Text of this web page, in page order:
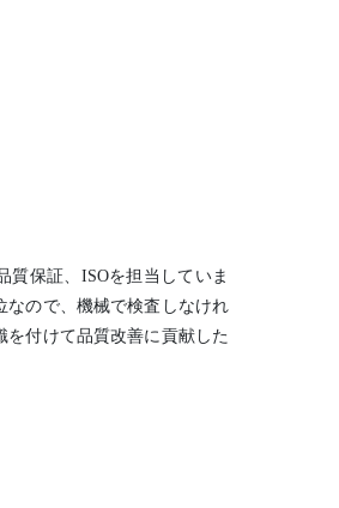
質保証、ISOを担当していま
なので、機械で検査しなけれ
を付けて品質改善に貢献した